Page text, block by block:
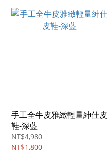
手工全牛皮雅緻輕量紳仕皮
鞋-深藍
NT$4,980
NT$1,800